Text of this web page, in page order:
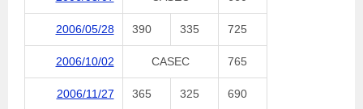
2006/05/28 390 335 725
2006/10/02 CASEC 765
2006/11/27 365 325 690